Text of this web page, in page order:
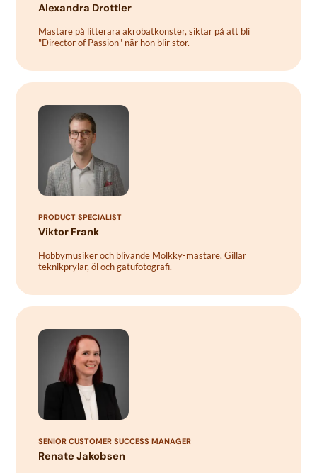
Alexandra Drottler
Mästare på litterära akrobatkonster, siktar på att bli
"Director of Passion" när hon blir stor.
PRODUCT SPECIALIST
Viktor Frank
Hobbymusiker och blivande Mölkky-mästare. Gillar
teknikprylar, öl och gatufotografi.
SENIOR CUSTOMER SUCCESS MANAGER
Renate Jakobsen